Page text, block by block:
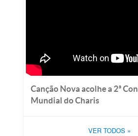
Canção Nova acolhe a 2ª
Mundial do Charis
VER TODOS »